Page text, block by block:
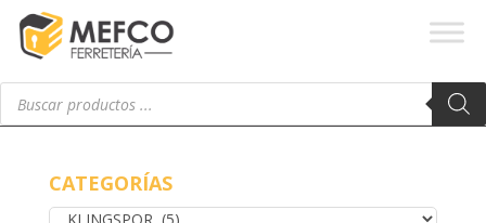
Búsqueda
productos
CATEGORÍAS